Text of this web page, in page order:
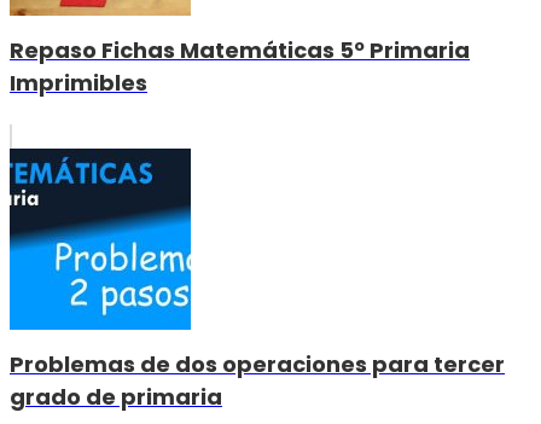
Repaso Fichas Matemáticas 5º Primaria
Imprimibles
Problemas de dos operaciones para tercer
grado de primaria